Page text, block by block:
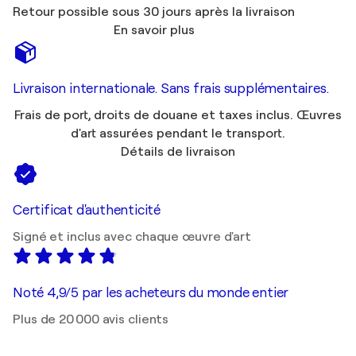
Retour possible sous 30 jours après la livraison
En savoir plus
Livraison internationale. Sans frais supplémentaires.
Frais de port, droits de douane et taxes inclus. Œuvres
d'art assurées pendant le transport.
Détails de livraison
Certificat d'authenticité
Signé et inclus avec chaque œuvre d'art
Noté 4,9/5 par les acheteurs du monde entier
Plus de 20 000 avis clients